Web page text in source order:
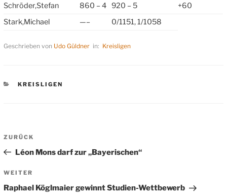
Schröder,Stefan 860 – 4 920 – 5
+60
Stark,Michael
—– 0/1151, 1/1058
Geschrieben von Udo Güldner in: Kreisligen
KATEGORIEN
KREISLIGEN
Beitragsnavigation
Vorheriger
Beitrag
ZURÜCK
Léon Mons darf zur „Bayerischen“
Nächster
Beitrag
WEITER
Raphael Köglmaier gewinnt Studien-Wettbewerb